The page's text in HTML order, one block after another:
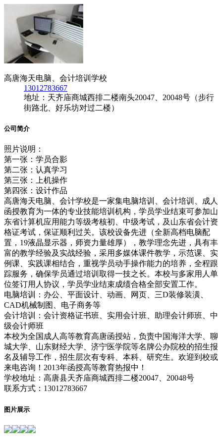
高唐海天电脑、会计培训学校
13012783667
地址：天齐庙商城西排二楼南头20047、20048号（步行
街路北、好乐坊对过二楼）
公司简介
照片说明：
第一张：学员合影
第二张：认真学习
第三张：上机操作
第四张：设计作品
高唐海天电脑、会计学校是一家集电脑培训、会计培训、成人
函授教育为一体的专业技能培训机构，学员学业结束可参加山
东省计算机应用能力等级考核初、中级考试，及山东省会计资
格证考试，保证顺利过关。该校设备先进（全新高档电脑配
置，19液晶显示器，师资力量雄厚），教学理念先进，具有丰
富的教学经验及实战经验，采用多媒体课件教学，示范课、实
例课、实践课相结合，重视学员动手操作能力的培养，全程跟
踪服务，确保学员通过培训取得一技之长。本校与多家用人单
位签订用人协议，学员学业结束成绩合格全部安置工作。
电脑培训：办公、平面设计、动画、网页、三D装修装潢、
CAD机械制图、电子商务等
会计培训：会计资格证书班、实用会计班、助理会计师班、中
级会计师班
本校为全国成人高等教育高唐函授站，负责中国海洋大学、聊
城大学、山东财经大学、济宁医学院等名牌公办院校的招生报
名及辅导工作，招生层次有专科、本科、研究生。欢迎到校或
来电咨询！2013年函授高等教育热报中！
学校地址：高唐县天齐庙商城西排二楼20047、20048号
联系方式：13012783667
图片展示